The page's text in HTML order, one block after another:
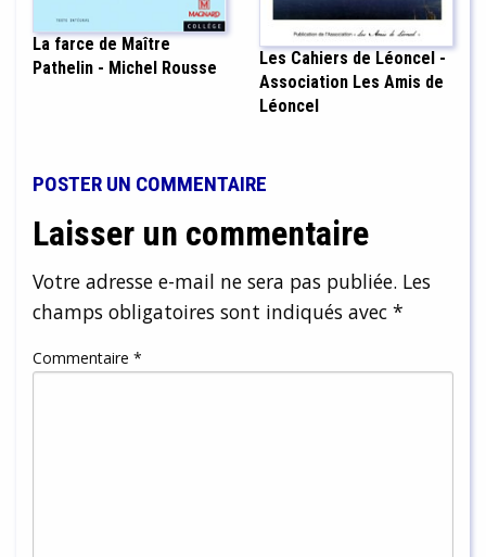
La farce de Maître
Pathelin - Michel Rousse
Les Cahiers de Léoncel -
Association Les Amis de
Léoncel
POSTER UN COMMENTAIRE
Laisser un commentaire
Votre adresse e-mail ne sera pas publiée. Les
champs obligatoires sont indiqués avec *
Commentaire *